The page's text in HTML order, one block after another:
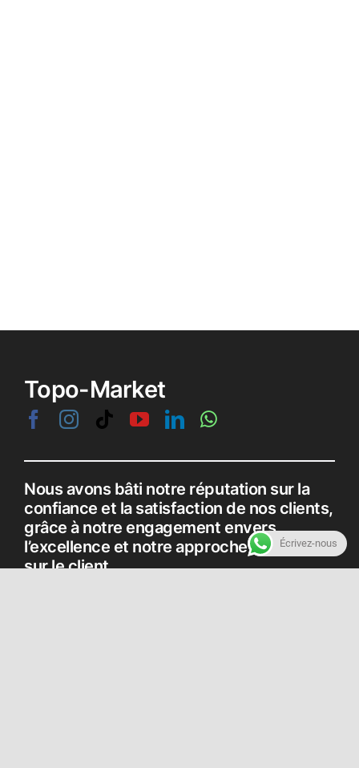
Topo-Market
Nous avons bâti notre réputation sur la
confiance et la satisfaction de nos clients,
grâce à notre engagement envers
l’excellence et notre approche centrée
sur le client.
Écrivez-nous